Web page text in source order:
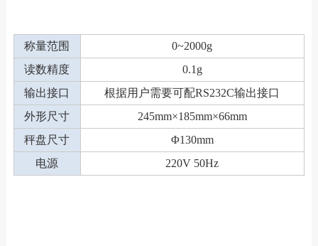
称量范围
0~2000g
读数精度
0.1g
输出接口
根据用户需要可配RS232C输出接口
外形尺寸
245mm×185mm×66mm
秤盘尺寸
Φ130mm
电源
220V 50Hz